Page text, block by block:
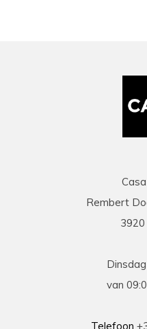
Rembert
van
Telefoon